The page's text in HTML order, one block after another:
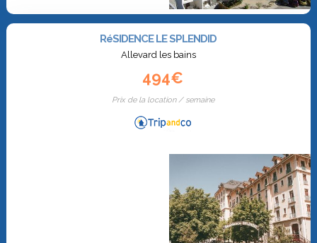
RéSIDENCE LE SPLENDID
Allevard les bains
494€
Prix de la location / semaine